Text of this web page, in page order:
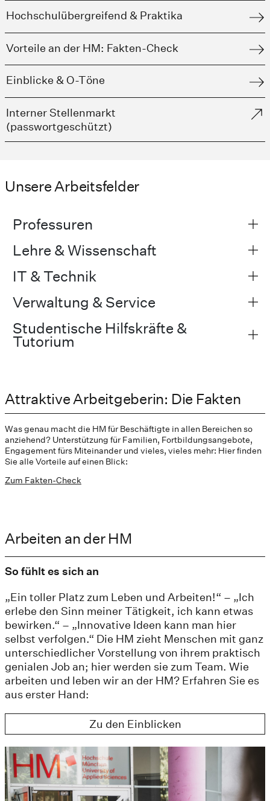
Hochschulübergreifend & Praktika
Vorteile an der HM: Fakten-Check
Einblicke & O-Töne
Interner Stellenmarkt
(passwortgeschützt)
Unsere Arbeitsfelder
Professuren
Lehre & Wissenschaft
IT & Technik
Verwaltung & Service
Studentische Hilfskräfte &
Tutorium
Attraktive Arbeitgeberin: Die Fakten
Was genau macht die HM für Beschäftigte in allen Bereichen so
anziehend? Unterstützung für Familien, Fortbildungsangebote,
Engagement fürs Miteinander und vieles, vieles mehr: Hier finden
Sie alle Vorteile auf einen Blick:
Zum Fakten-Check
Arbeiten an der HM
So fühlt es sich an
„Ein toller Platz zum Leben und Arbeiten!“ – „Ich
erlebe den Sinn meiner Tätigkeit, ich kann etwas
bewirken.“ – „Innovative Ideen kann man hier
selbst verfolgen.“ Die HM zieht Menschen mit ganz
unterschiedlicher Vorstellung von ihrem praktisch
genialen Job an; hier werden sie zum Team. Wie
arbeiten und leben wir an der HM? Erfahren Sie es
aus erster Hand:
Zu den Einblicken